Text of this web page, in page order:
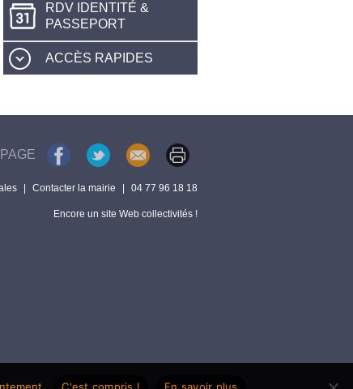
RDV IDENTITÉ &
PASSEPORT
ACCÈS RAPIDES
Contacter la mairie 04 77 96 18 18
Encore un site Web collectivités !